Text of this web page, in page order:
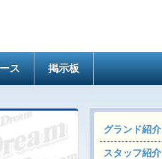
ス 掲示板
グランド紹介
スタッフ紹介